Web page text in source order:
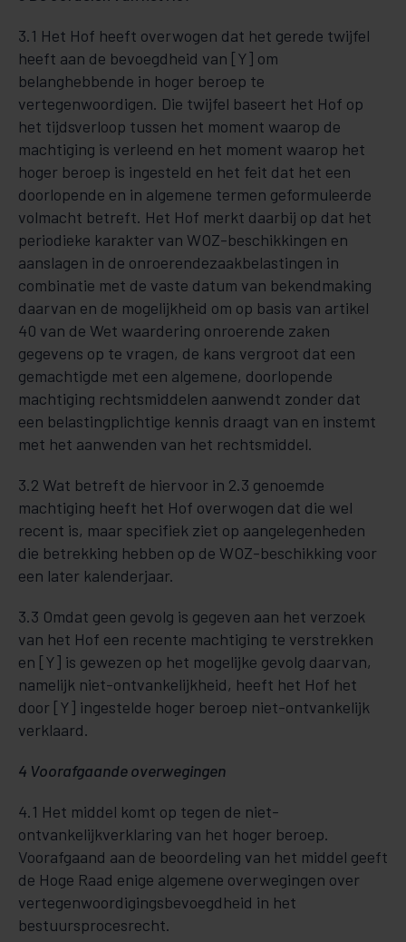
3.1 Het Hof heeft overwogen dat het gerede twijfel
heeft aan de bevoegdheid van [Y] om
belanghebbende in hoger beroep te
vertegenwoordigen. Die twijfel baseert het Hof op
het tijdsverloop tussen het moment waarop de
machtiging is verleend en het moment waarop het
hoger beroep is ingesteld en het feit dat het een
doorlopende en in algemene termen geformuleerde
volmacht betreft. Het Hof merkt daarbij op dat het
periodieke karakter van WOZ-beschikkingen en
aanslagen in de onroerendezaakbelastingen in
combinatie met de vaste datum van bekendmaking
daarvan en de mogelijkheid om op basis van artikel
40 van de Wet waardering onroerende zaken
gegevens op te vragen, de kans vergroot dat een
gemachtigde met een algemene, doorlopende
machtiging rechtsmiddelen aanwendt zonder dat
een belastingplichtige kennis draagt van en instemt
met het aanwenden van het rechtsmiddel.
3.2 Wat betreft de hiervoor in 2.3 genoemde
machtiging heeft het Hof overwogen dat die wel
recent is, maar specifiek ziet op aangelegenheden
die betrekking hebben op de WOZ-beschikking voor
een later kalenderjaar.
3.3 Omdat geen gevolg is gegeven aan het verzoek
van het Hof een recente machtiging te verstrekken
en [Y] is gewezen op het mogelijke gevolg daarvan,
namelijk niet-ontvankelijkheid, heeft het Hof het
door [Y] ingestelde hoger beroep niet-ontvankelijk
verklaard.
4 Voorafgaande overwegingen
4.1 Het middel komt op tegen de niet-
ontvankelijkverklaring van het hoger beroep.
Voorafgaand aan de beoordeling van het middel geeft
de Hoge Raad enige algemene overwegingen over
vertegenwoordigingsbevoegdheid in het
bestuursprocesrecht.